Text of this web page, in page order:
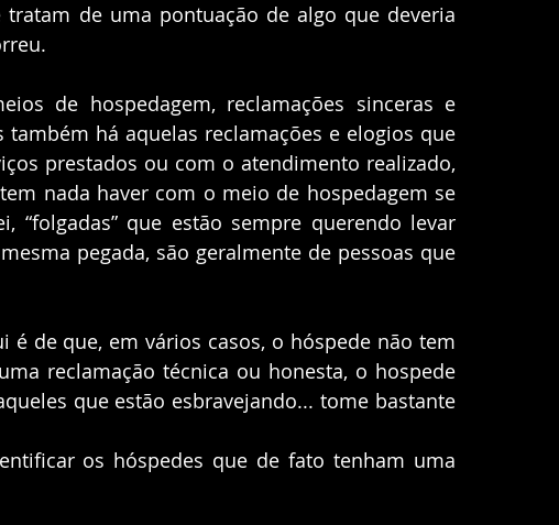
tratam de uma pontuação de algo que deveria
de hospedagem, reclamações sinceras e
há aquelas reclamações e elogios que
prestados ou com o atendimento realizado,
nada haver com o meio de hospedagem se
“folgadas” que estão sempre querendo levar
pegada, são geralmente de pessoas que
de que, em vários casos, o hóspede não tem
reclamação técnica ou honesta, o hospede
que estão esbravejando... tome bastante
os hóspedes que de fato tenham uma